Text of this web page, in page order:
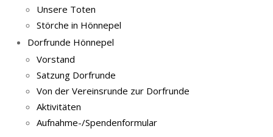
Unsere Toten
Störche in Hönnepel
Dorfrunde Hönnepel
Vorstand
Satzung Dorfrunde
Von der Vereinsrunde zur Dorfrunde
Aktivitäten
Aufnahme-/Spendenformular